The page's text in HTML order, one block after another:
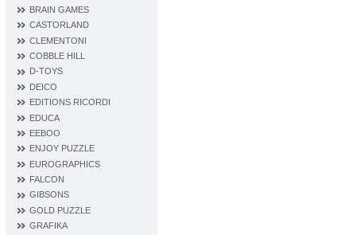
BRAIN GAMES
CASTORLAND
CLEMENTONI
COBBLE HILL
D‐TOYS
DEICO
EDITIONS RICORDI
EDUCA
EEBOO
ENJOY PUZZLE
EUROGRAPHICS
FALCON
GIBSONS
GOLD PUZZLE
GRAFIKA